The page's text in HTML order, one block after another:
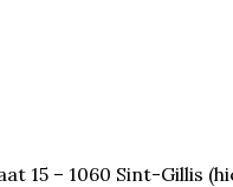
15 – 1060 Sint-Gillis